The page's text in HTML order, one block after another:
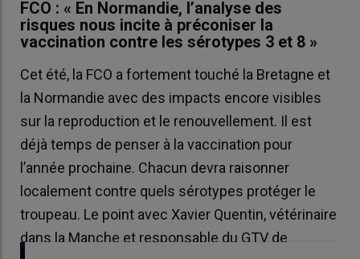
FCO : « En Normandie, l’analyse des
risques nous incite à préconiser la
vaccination contre les sérotypes 3 et 8 »
Cet été, la FCO a fortement touché la Bretagne et
la Normandie avec des impacts encore visibles
sur la reproduction et le renouvellement. Il est
déjà temps de penser à la vaccination pour
l’année prochaine. Chacun devra raisonner
localement contre quels sérotypes protéger le
troupeau. Le point avec Xavier Quentin, vétérinaire
dans la Manche et responsable du GTV de